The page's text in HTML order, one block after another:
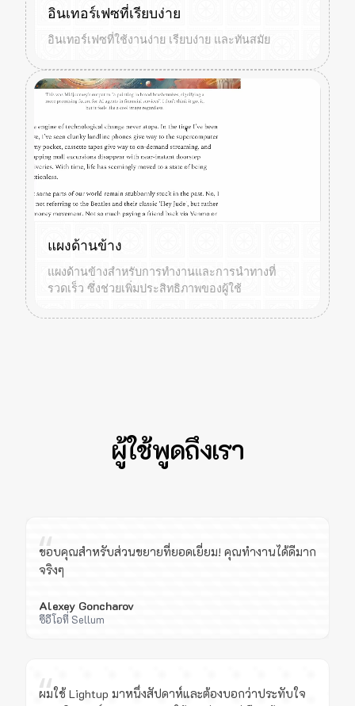
อินเทอร์เฟซที่เรียบง่าย
อินเทอร์เฟซที่ใช้งานง่าย เรียบง่าย และทันสมัย
แผงด้านข้าง
แผงด้านข้างสำหรับการทำงานและการนำทางที่
รวดเร็ว ซึ่งช่วยเพิ่มประสิทธิภาพของผู้ใช้
ผู้ใช้พูดถึงเรา
“
ขอบคุณสำหรับส่วนขยายที่ยอดเยี่ยม! คุณทำงานได้ดีมาก
จริงๆ
Alexey Goncharov
ซีอีโอที่ Sellum
“
ผมใช้ Lightup มาหนึ่งสัปดาห์และต้องบอกว่าประทับใจ